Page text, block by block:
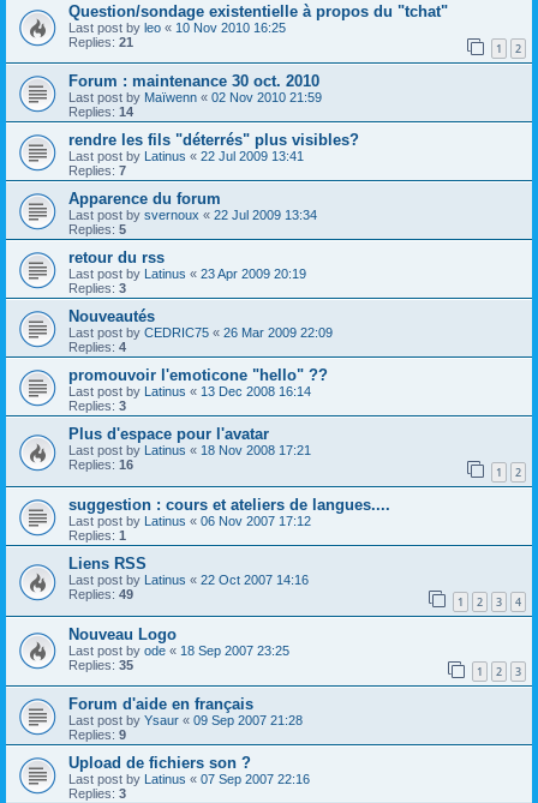
Question/sondage existentielle à propos du "tchat"
Last post by leo « 10 Nov 2010 16:25
Replies: 21 1 2
Forum : maintenance 30 oct. 2010
Last post by Maïwenn « 02 Nov 2010 21:59
Replies: 14
rendre les fils "déterrés" plus visibles?
Last post by Latinus « 22 Jul 2009 13:41
Replies: 7
Apparence du forum
Last post by svernoux « 22 Jul 2009 13:34
Replies: 5
retour du rss
Last post by Latinus « 23 Apr 2009 20:19
Replies: 3
Nouveautés
Last post by CEDRIC75 « 26 Mar 2009 22:09
Replies: 4
promouvoir l'emoticone "hello" ??
Last post by Latinus « 13 Dec 2008 16:14
Replies: 3
Plus d'espace pour l'avatar
Last post by Latinus « 18 Nov 2008 17:21
Replies: 16 1 2
suggestion : cours et ateliers de langues....
Last post by Latinus « 06 Nov 2007 17:12
Replies: 1
Liens RSS
Last post by Latinus « 22 Oct 2007 14:16
Replies: 49 1 2 3 4
Nouveau Logo
Last post by ode « 18 Sep 2007 23:25
Replies: 35 1 2 3
Forum d'aide en français
Last post by Ysaur « 09 Sep 2007 21:28
Replies: 9
Upload de fichiers son ?
Last post by Latinus « 07 Sep 2007 22:16
Replies: 3